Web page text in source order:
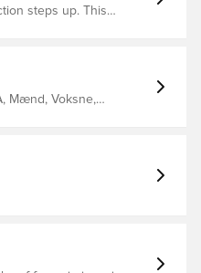
steps up. This
Mænd, Voksne,
- 140.00 G/M² -
Or Wicking -